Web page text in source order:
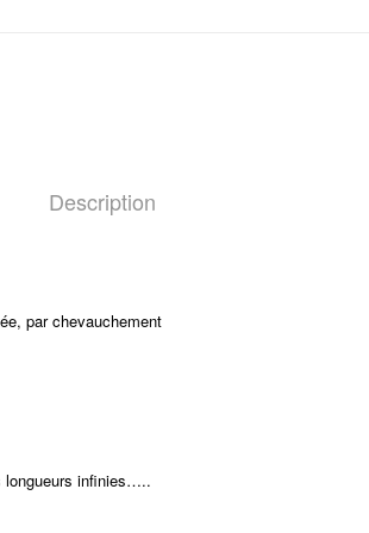
Description
par chevauchement
longueurs infinies…..